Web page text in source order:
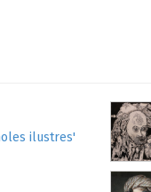
ilustres'